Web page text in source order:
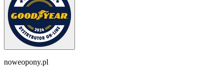
noweopony.pl